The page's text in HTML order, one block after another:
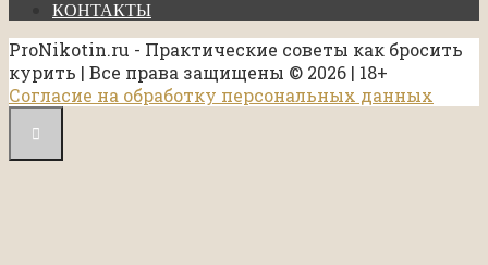
КОНТАКТЫ
ProNikotin.ru - Практические советы как бросить
курить | Все права защищены © 2026 | 18+
Согласие на обработку персональных данных